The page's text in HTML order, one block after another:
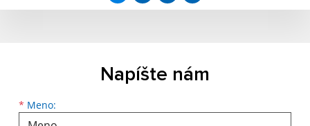
Napíšte nám
* Meno:
Meno
Priezvisko
E-mailová adresa